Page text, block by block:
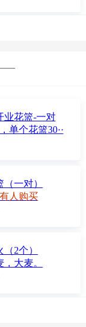
业花篮-一对
单个花篮30··
一对）
人购买
2个）
大麦。